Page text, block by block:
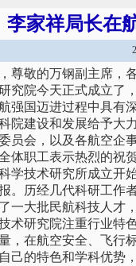
李家祥局长在
尊敬的万钢副主席，
院今天正式成立了，
强国迈进过程中具有
院建设和发展给予大
员会，以及各航空企
体职工表示热烈的祝
技术研究所成立开
。历经几代科研工作
一大批民航科技人才
术研究院注重行业特
，在航空安全、飞行
己的特色和学科优势